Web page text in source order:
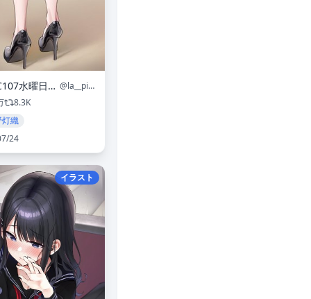
雨💧C107水曜日東カ06ab
@la__pioggia
8.3K
織
24
イラスト